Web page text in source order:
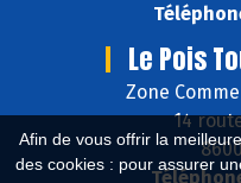
Afin de vous offrir la
des cookies : pour assurer
Le Pois
Zone
14